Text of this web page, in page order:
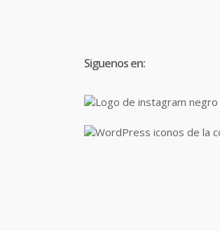
Siguenos en: